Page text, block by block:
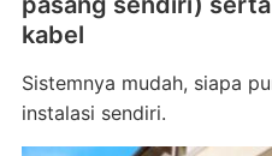
kabel
Sistemnya mudah, siapa
instalasi sendiri.